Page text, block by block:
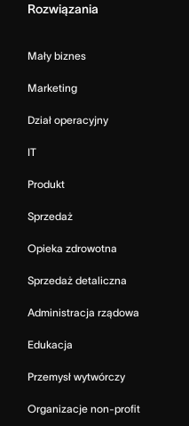
Rozwiązania
Mały biznes
Marketing
Dział operacyjny
IT
Produkt
Sprzedaż
Opieka zdrowotna
Sprzedaż detaliczna
Administracja rządowa
Edukacja
Przemysł wytwórczy
Organizacje non-profit